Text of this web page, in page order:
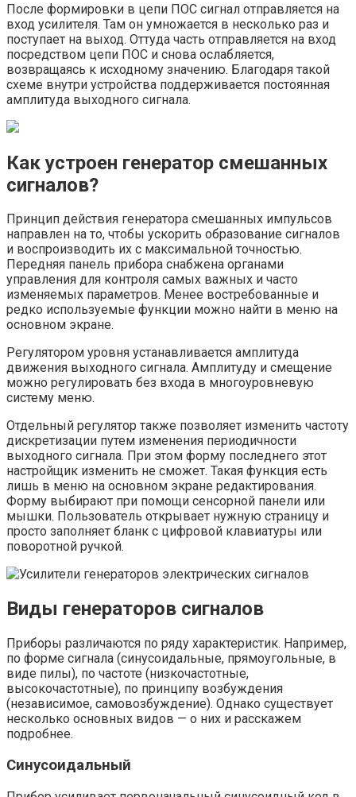
После формировки в цепи ПОС сигнал отправляется на
вход усилителя. Там он умножается в несколько раз и
поступает на выход. Оттуда часть отправляется на вход
посредством цепи ПОС и снова ослабляется,
возвращаясь к исходному значению. Благодаря такой
схеме внутри устройства поддерживается постоянная
амплитуда выходного сигнала.
Как устроен генератор смешанных
сигналов?
Принцип действия генератора смешанных импульсов
направлен на то, чтобы ускорить образование сигналов
и воспроизводить их с максимальной точностью.
Передняя панель прибора снабжена органами
управления для контроля самых важных и часто
изменяемых параметров. Менее востребованные и
редко используемые функции можно найти в меню на
основном экране.
Регулятором уровня устанавливается амплитуда
движения выходного сигнала. Амплитуду и смещение
можно регулировать без входа в многоуровневую
систему меню.
Отдельный регулятор также позволяет изменить частоту
дискретизации путем изменения периодичности
выходного сигнала. При этом форму последнего этот
настройщик изменить не сможет. Такая функция есть
лишь в меню на основном экране редактирования.
Форму выбирают при помощи сенсорной панели или
мышки. Пользователь открывает нужную страницу и
просто заполняет бланк с цифровой клавиатуры или
поворотной ручкой.
Виды генераторов сигналов
Приборы различаются по ряду характеристик. Например,
по форме сигнала (синусоидальные, прямоугольные, в
виде пилы), по частоте (низкочастотные,
высокочастотные), по принципу возбуждения
(независимое, самовозбуждение). Однако существует
несколько основных видов — о них и расскажем
подробнее.
Синусоидальный